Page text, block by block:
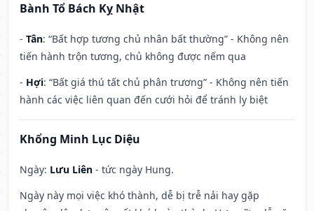
Bành Tổ Bách Kỵ Nhật
- Tân: “Bất hợp tương chủ nhân bất thường” - Không nên
tiến hành trộn tương, chủ không được nếm qua
- Hợi: “Bất giá thú tất chủ phân trương” - Không nên tiến
hành các việc liên quan đến cưới hỏi để tránh ly biệt
Khổng Minh Lục Diệu
Ngày: Lưu Liên - tức ngày Hung.
Ngày này mọi việc khó thành, dễ bị trễ nải hay gặp